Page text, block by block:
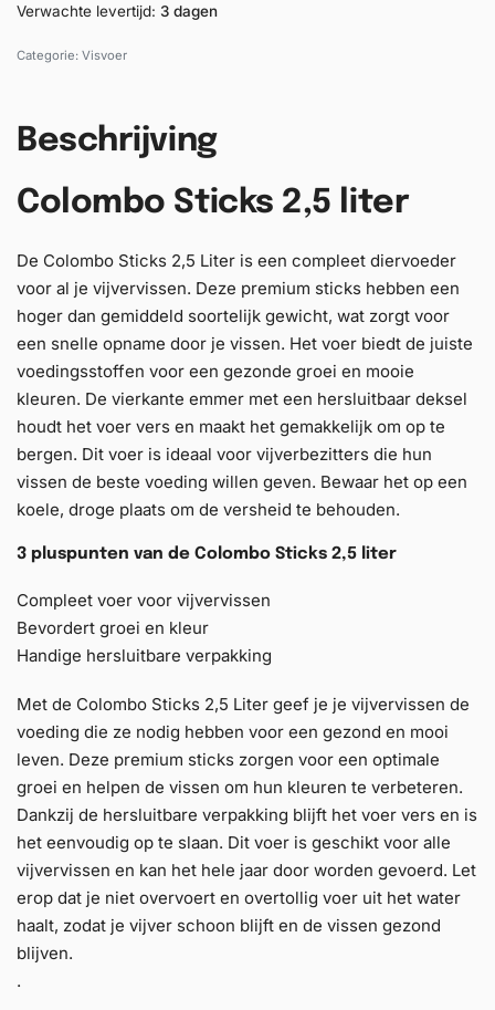
Verwachte levertijd: 3 dagen
Categorie: Visvoer
Beschrijving
Colombo Sticks 2,5 liter
De Colombo Sticks 2,5 Liter is een compleet diervoeder
voor al je vijvervissen. Deze premium sticks hebben een
hoger dan gemiddeld soortelijk gewicht, wat zorgt voor
een snelle opname door je vissen. Het voer biedt de juiste
voedingsstoffen voor een gezonde groei en mooie
kleuren. De vierkante emmer met een hersluitbaar deksel
houdt het voer vers en maakt het gemakkelijk om op te
bergen. Dit voer is ideaal voor vijverbezitters die hun
vissen de beste voeding willen geven. Bewaar het op een
koele, droge plaats om de versheid te behouden.
3 pluspunten van de Colombo Sticks 2,5 liter
Compleet voer voor vijvervissen
Bevordert groei en kleur
Handige hersluitbare verpakking
Met de Colombo Sticks 2,5 Liter geef je je vijvervissen de
voeding die ze nodig hebben voor een gezond en mooi
leven. Deze premium sticks zorgen voor een optimale
groei en helpen de vissen om hun kleuren te verbeteren.
Dankzij de hersluitbare verpakking blijft het voer vers en is
het eenvoudig op te slaan. Dit voer is geschikt voor alle
vijvervissen en kan het hele jaar door worden gevoerd. Let
erop dat je niet overvoert en overtollig voer uit het water
haalt, zodat je vijver schoon blijft en de vissen gezond
blijven.
.